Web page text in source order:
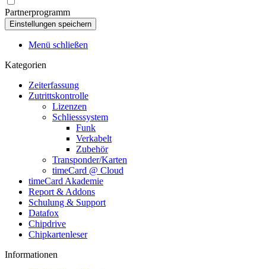
Partnerprogramm
Menü schließen
Kategorien
Zeiterfassung
Zutrittskontrolle
Lizenzen
Schliesssystem
Funk
Verkabelt
Zubehör
Transponder/Karten
timeCard @ Cloud
timeCard Akademie
Report & Addons
Schulung & Support
Datafox
Chipdrive
Chipkartenleser
Informationen